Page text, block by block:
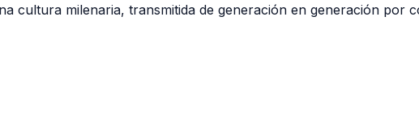
cultura milenaria, transmitida de generación en generación por